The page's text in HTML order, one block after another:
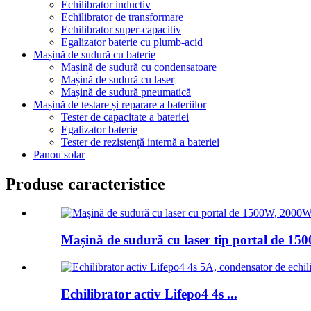
Echilibrator inductiv
Echilibrator de transformare
Echilibrator super-capacitiv
Egalizator baterie cu plumb-acid
Mașină de sudură cu baterie
Mașină de sudură cu condensatoare
Mașină de sudură cu laser
Mașină de sudură pneumatică
Mașină de testare și reparare a bateriilor
Tester de capacitate a bateriei
Egalizator baterie
Tester de rezistență internă a bateriei
Panou solar
Produse caracteristice
Mașină de sudură cu laser tip portal de
Echilibrator activ Lifepo4 4s ...